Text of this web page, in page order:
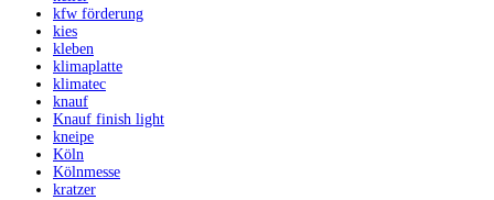
kfw förderung
kies
kleben
klimaplatte
klimatec
knauf
Knauf finish light
kneipe
Köln
Kölnmesse
kratzer